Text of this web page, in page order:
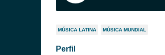
MÚSICA LATINA MÚSICA MUNDIAL
Perfil